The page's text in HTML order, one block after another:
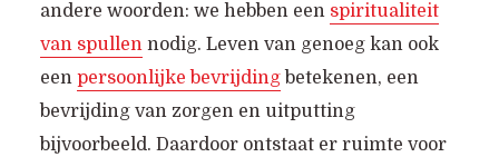
andere woorden: we hebben een spiritualiteit
van spullennodig. Leven van genoeg kan ook
een persoonlijke bevrijdingbetekenen, een
bevrijding van zorgen en uitputting
bijvoorbeeld. Daardoor ontstaat er ruimte voor